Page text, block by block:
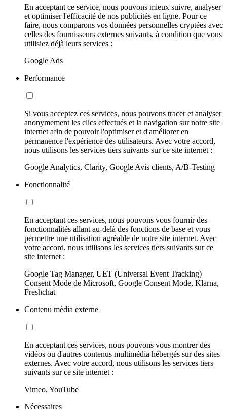
En acceptant ce service, nous pouvons mieux suivre, analyser
et optimiser l'efficacité de nos publicités en ligne. Pour ce
faire, nous comparons vos données personnelles cryptées avec
celles des fournisseurs externes suivants, à condition que vous
utilisiez déjà leurs services :
Google Ads
Performance
Si vous acceptez ces services, nous pouvons tracer et analyser
anonymement les clics effectués et la navigation sur notre site
internet afin de pouvoir l'optimiser et d'améliorer en
permanence l'expérience des utilisateurs. Avec votre accord,
nous utilisons les services tiers suivants sur ce site internet :
Google Analytics, Clarity, Google Avis clients, A/B-Testing
Fonctionnalité
En acceptant ces services, nous pouvons vous fournir des
fonctionnalités allant au-delà des fonctions de base et vous
permettre une utilisation agréable de notre site internet. Avec
votre accord, nous utilisons les services tiers suivants sur ce
site internet :
Google Tag Manager, UET (Universal Event Tracking)
Consent Mode de Microsoft, Google Consent Mode, Klarna,
Freshchat
Contenu média externe
En acceptant ces services, nous pouvons vous montrer des
vidéos ou d'autres contenus multimédia hébergés sur des sites
externes. Avec votre accord, nous utilisons les services tiers
suivants sur ce site internet :
Vimeo, YouTube
Nécessaires